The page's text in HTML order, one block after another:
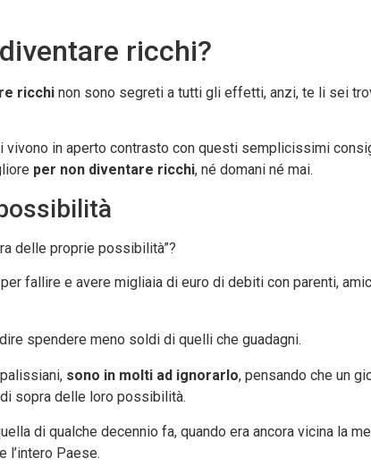
ricchi?
ricchi non sono segreti a tutti gli effetti, anzi, te li sei
in aperto contrasto con questi semplicissimi
per non diventare ricchi, né domani né mai.
delle proprie possibilità”?
fallire e avere migliaia di euro di debiti con parenti,
spendere meno soldi di quelli che guadagni.
sono in molti ad ignorarlo, pensando che un
sopra delle loro possibilità.
di qualche decennio fa, quando era ancora vicina la
l’intero Paese.